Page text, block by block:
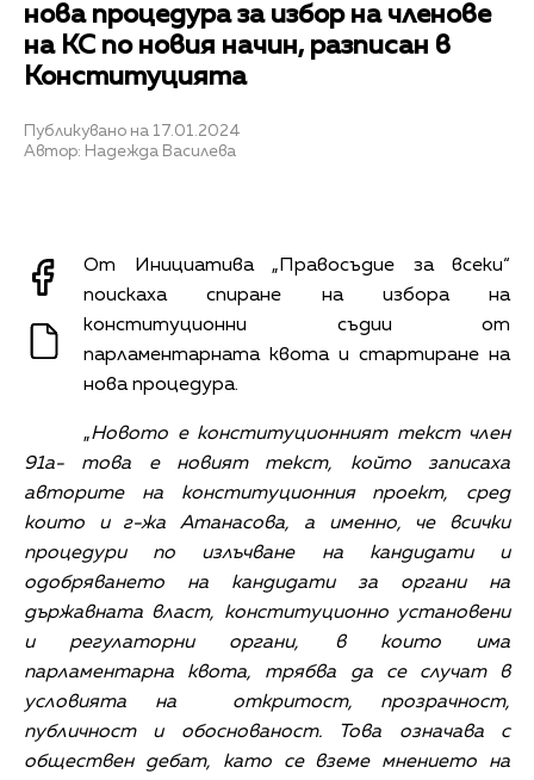
нова процедура за избор на членове
на КС по новия начин, разписан в
Конституцията
Публикувано на 17.01.2024
Автор: Надежда Василева
От Инициатива „Правосъдие за всеки“
поискаха спиране на избора на
конституционни съдии от
парламентарната квота и стартиране на
нова процедура.
„Новото е конституционният текст член
91а- това е новият текст, който записаха
авторите на конституционния проект, сред
които и г-жа Атанасова, а именно, че всички
процедури по излъчване на кандидати и
одобряването на кандидати за органи на
държавната власт, конституционно установени
и регулаторни органи, в които има
парламентарна квота, трябва да се случат в
условията на откритост, прозрачност,
публичност и обоснованост. Това означава с
обществен дебат, като се вземе мнението на